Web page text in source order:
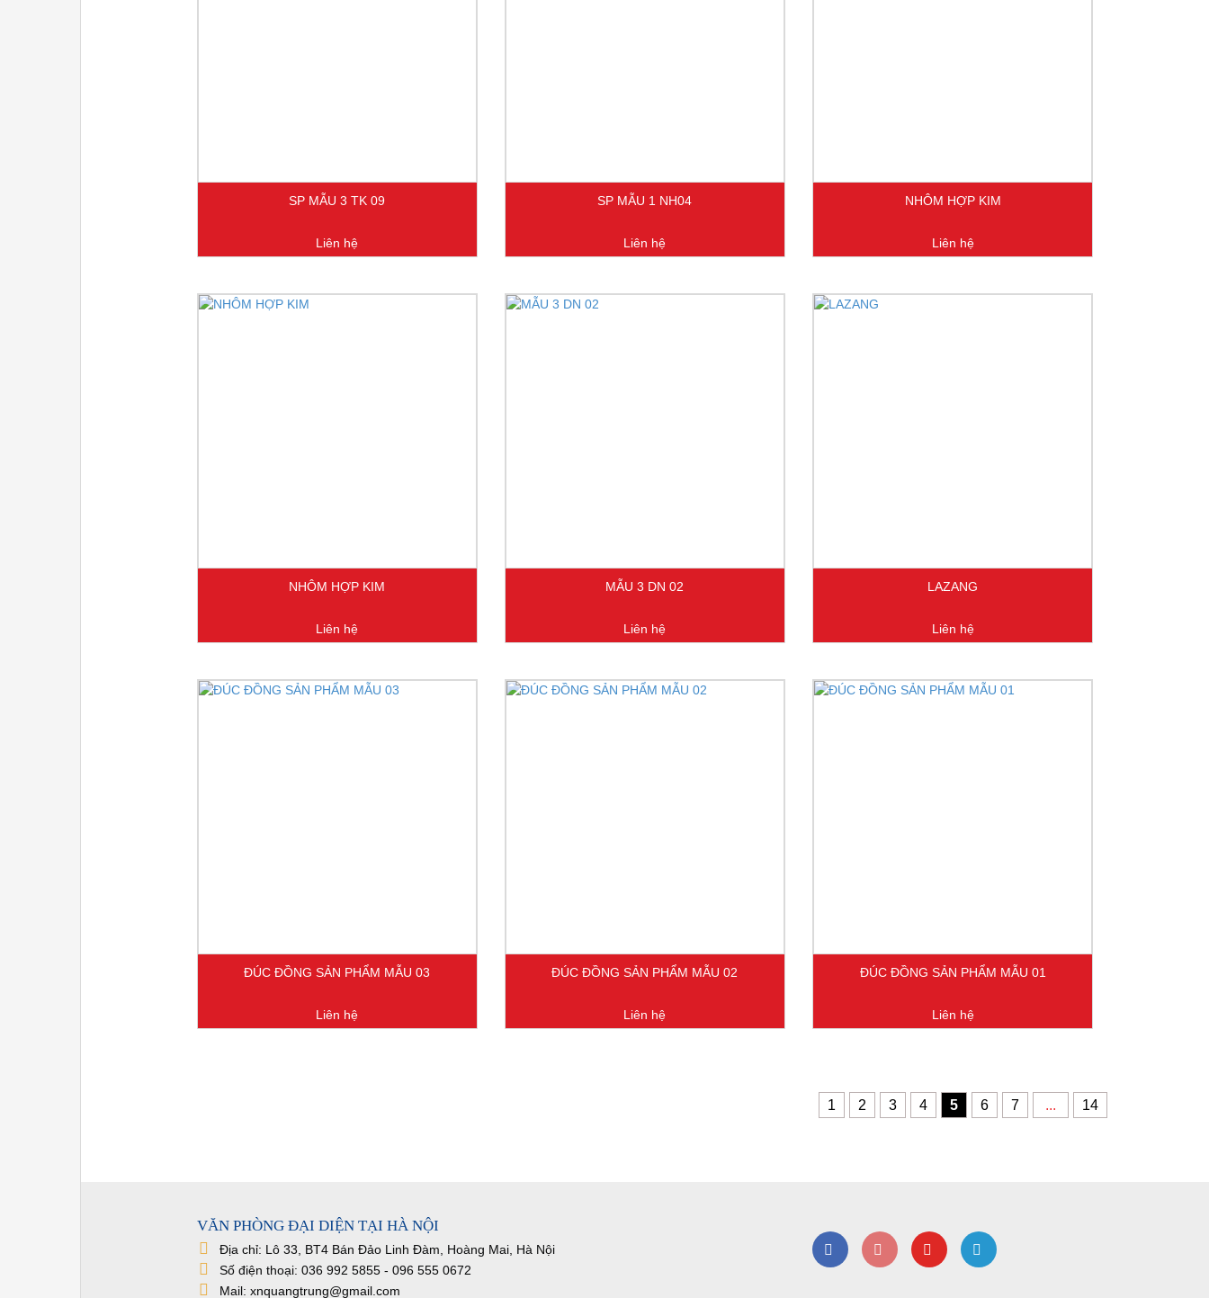
SP MẪU 3 TK 09
Liên hệ
SP MẪU 1 NH04
Liên hệ
NHÔM HỢP KIM
Liên hệ
NHÔM HỢP KIM
Liên hệ
MẪU 3 DN 02
Liên hệ
LAZANG
Liên hệ
ĐÚC ĐỒNG SẢN PHẨM MẪU 03
Liên hệ
ĐÚC ĐỒNG SẢN PHẨM MẪU 02
Liên hệ
ĐÚC ĐỒNG SẢN PHẨM MẪU 01
Liên hệ
1 2 3 4 5 6 7 ... 14
VĂN PHÒNG ĐẠI DIỆN TẠI HÀ NỘI
Địa chỉ: Lô 33, BT4 Bán Đảo Linh Đàm, Hoàng Mai, Hà Nội
Số điện thoại: 036 992 5855 - 096 555 0672
Mail: xnquangtrung@gmail.com